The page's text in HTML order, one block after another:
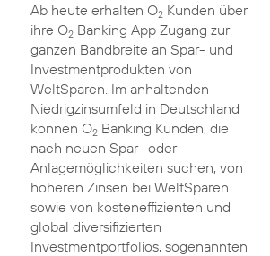
Ab heute erhalten O2Kunden über
ihre O2Banking App Zugang zur
ganzen Bandbreite an Spar- und
Investmentprodukten von
WeltSparen. Im anhaltenden
Niedrigzinsumfeld in Deutschland
können O2Banking Kunden, die
nach neuen Spar- oder
Anlagemöglichkeiten suchen, von
höheren Zinsen bei WeltSparen
sowie von kosteneffizienten und
global diversifizierten
Investmentportfolios, sogenannten